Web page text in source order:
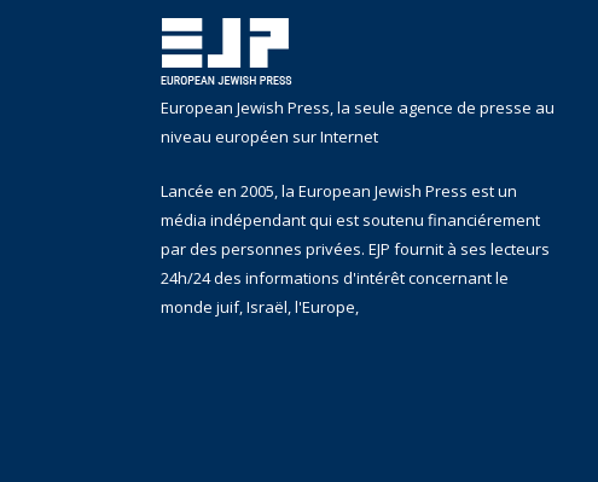
European Jewish Press, la seule agence de presse au
niveau européen sur Internet
Lancée en 2005, la European Jewish Press est un
média indépendant qui est soutenu financiérement
par des personnes privées. EJP fournit à ses lecteurs
24h/24 des informations d'intérêt concernant le
monde juif, Israël, l'Europe,